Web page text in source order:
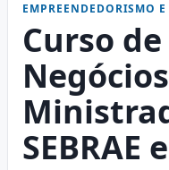
EMPREENDEDORISMO
Curso
SEBRAE